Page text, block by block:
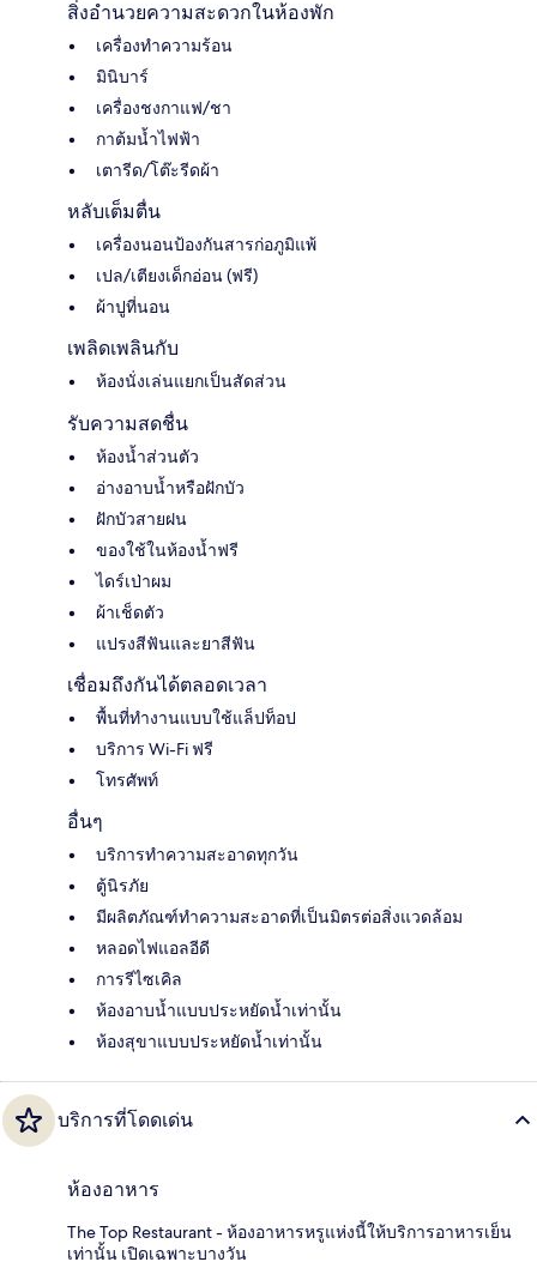
สิ่งอำนวยความสะดวกในห้องพัก
เครื่องทำความร้อน
มินิบาร์
เครื่องชงกาแฟ/ชา
กาต้มน้ำไฟฟ้า
เตารีด/โต๊ะรีดผ้า
หลับเต็มตื่น
เครื่องนอนป้องกันสารก่อภูมิแพ้
เปล/เตียงเด็กอ่อน (ฟรี)
ผ้าปูที่นอน
เพลิดเพลินกับ
ห้องนั่งเล่นแยกเป็นสัดส่วน
รับความสดชื่น
ห้องน้ำส่วนตัว
อ่างอาบน้ำหรือฝักบัว
ฝักบัวสายฝน
ของใช้ในห้องน้ำฟรี
ไดร์เป่าผม
ผ้าเช็ดตัว
แปรงสีฟันและยาสีฟัน
เชื่อมถึงกันได้ตลอดเวลา
พื้นที่ทำงานแบบใช้แล็ปท็อป
บริการ Wi-Fi ฟรี
โทรศัพท์
อื่นๆ
บริการทำความสะอาดทุกวัน
ตู้นิรภัย
มีผลิตภัณฑ์ทำความสะอาดที่เป็นมิตรต่อสิ่งแวดล้อม
หลอดไฟแอลอีดี
การรีไซเคิล
ห้องอาบน้ำแบบประหยัดน้ำเท่านั้น
ห้องสุขาแบบประหยัดน้ำเท่านั้น
บริการที่โดดเด่น
ห้องอาหาร
The Top Restaurant - ห้องอาหารหรูแห่งนี้ให้บริการอาหารเย็น
เท่านั้น เปิดเฉพาะบางวัน